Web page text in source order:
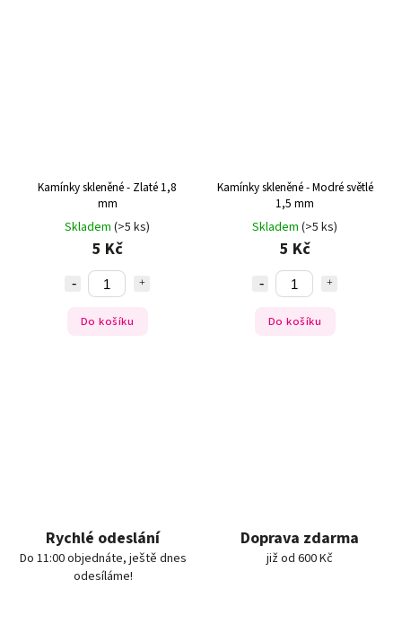
Kamínky skleněné - Zlaté 1,8
mm
Skladem (>5 ks)
5 Kč
Do košíku
Kamínky skleněné - Modré světlé
1,5 mm
Skladem (>5 ks)
5 Kč
Do košíku
Rychlé odeslání
Do 11:00 objednáte, ještě dnes
odesíláme!
Doprava zdarma
již od 600 Kč